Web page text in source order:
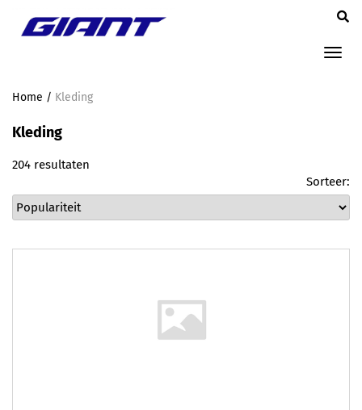
Home / Kleding
Kleding
204 resultaten
Sorteer: